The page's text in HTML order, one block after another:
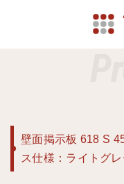
壁面掲示板 618 S
ス仕様：ライトグレ